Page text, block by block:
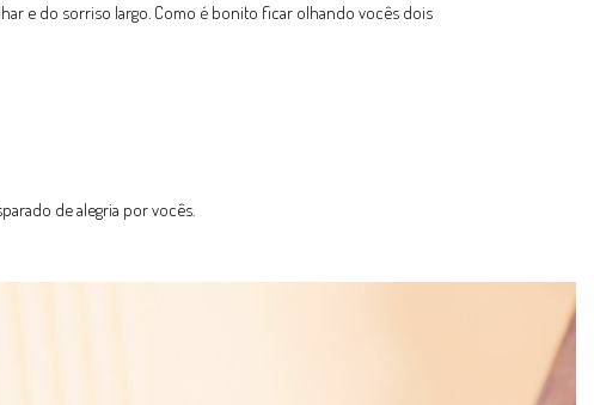
e do sorriso largo. Como é bonito ficar olhando vocês dois
de alegria por vocês.